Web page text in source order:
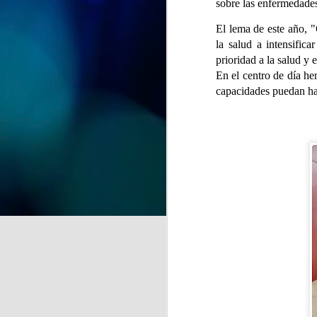
sobre las
El lema de este año, "
la salud a
prioridad a la salud y
En el centro de día
capacidades puedan
y recuerdos" se despide del
instalarse en la Biblioteca de
Vega-La Camocha, donde podrá
visitarse durante todo el mes de
Una oportunidad para disfrutar de
un recorrido lleno de creatividad,